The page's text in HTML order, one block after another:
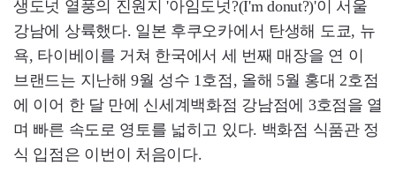
생도넛 열풍의 진원지 '아임도넛?(I'm donut?)'이 서울
강남에 상륙했다. 일본 후쿠오카에서 탄생해 도쿄, 뉴
욕, 타이베이를 거쳐 한국에서 세 번째 매장을 연 이
브랜드는 지난해 9월 성수 1호점, 올해 5월 홍대 2호점
에 이어 한 달 만에 신세계백화점 강남점에 3호점을 열
며 빠른 속도로 영토를 넓히고 있다. 백화점 식품관 정
식 입점은 이번이 처음이다.